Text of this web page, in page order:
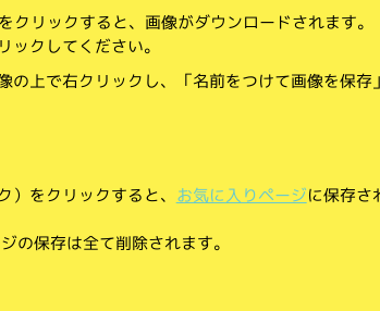
リックすると、画像がダウンロードされます。
クしてください。
の上で右クリックし、「名前をつけて画像を保
をクリックすると、 お気に入りページに保存さ
の保存は全て削除されます。